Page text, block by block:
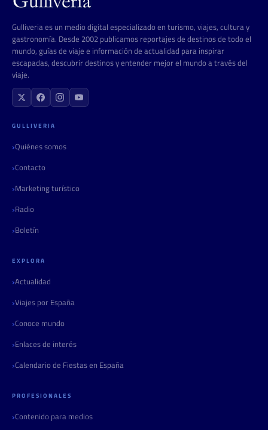
Gulliveria es un medio digital especializado en turismo, viajes, cultura y
gastronomía. Desde 2002 publicamos reportajes de destinos de todo el
mundo, guías de viaje e información de actualidad para inspirar
escapadas, descubrir destinos y entender mejor el mundo a través del
viaje.
GULLIVERIA
Quiénes somos
Contacto
Marketing turístico
Radio
Boletín
EXPLORA
Actualidad
Viajes por España
Conoce mundo
Enlaces de interés
Calendario de Fiestas en España
PROFESIONALES
Contenido para medios